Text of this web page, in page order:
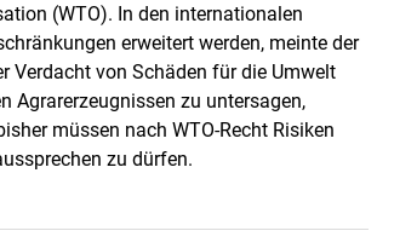
(WTO). In den internationalen
erweitert werden, meinte der
Verdacht von Schäden für die Umwelt
Agrarerzeugnissen zu untersagen,
müssen nach WTO-Recht Risiken
zu dürfen.